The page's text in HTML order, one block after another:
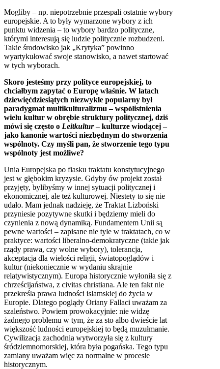
Mogliby – np. niepotrzebnie przespali ostatnie wybory
europejskie. A to były wymarzone wybory z ich
punktu widzenia – to wybory bardzo polityczne,
którymi interesują się ludzie politycznie rozbudzeni.
Takie środowisko jak „Krytyka” powinno
wyartykułować swoje stanowisko, a nawet startować
w tych wyborach.
Skoro jesteśmy przy polityce europejskiej, to
chciałbym zapytać o Europę właśnie. W latach
dziewięćdziesiątych niezwykle popularny był
paradygmat multikulturalizmu – współistnienia
wielu kultur w obrębie struktury politycznej, dziś
mówi się często o Leitkultur– kulturze wiodącej –
jako kanonie wartości niezbędnym do stworzenia
wspólnoty. Czy myśli pan, że stworzenie tego typu
wspólnoty jest możliwe?
Unia Europejska po fiasku traktatu konstytucyjnego
jest w głębokim kryzysie. Gdyby ów projekt został
przyjęty, bylibyśmy w innej sytuacji politycznej i
ekonomicznej, ale też kulturowej. Niestety to się nie
udało. Mam jednak nadzieję, że Traktat Lizboński
przyniesie pozytywne skutki i będziemy mieli do
czynienia z nową dynamiką. Fundamentem Unii są
pewne wartości – zapisane nie tyle w traktatach, co w
praktyce: wartości liberalno-demokratyczne (takie jak
rządy prawa, czy wolne wybory), tolerancja,
akceptacja dla wielości religii, światopoglądów i
kultur (niekoniecznie w wydaniu skrajnie
relatywistycznym). Europa historycznie wyłoniła się z
chrześcijaństwa, z civitas christiana. Ale ten fakt nie
przekreśla prawa ludności islamskiej do życia w
Europie. Dlatego poglądy Oriany Fallaci uważam za
szaleństwo. Powiem prowokacyjnie: nie widzę
żadnego problemu w tym, że za sto albo dwieście lat
większość ludności europejskiej to będą muzułmanie.
Cywilizacja zachodnia wytworzyła się z kultury
śródziemnomorskiej, która była pogańska. Tego typu
zamiany uważam więc za normalne w procesie
historycznym.